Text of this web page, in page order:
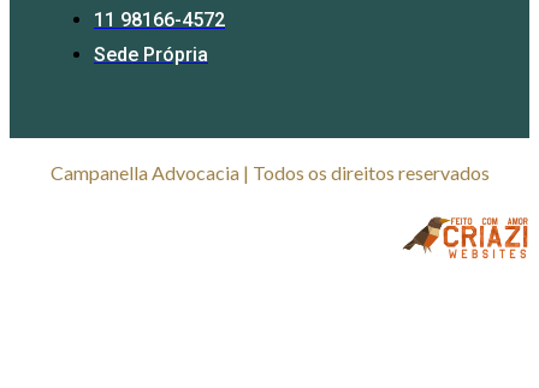
11 98166-4572
Sede Própria
Campanella Advocacia | Todos os direitos reservados